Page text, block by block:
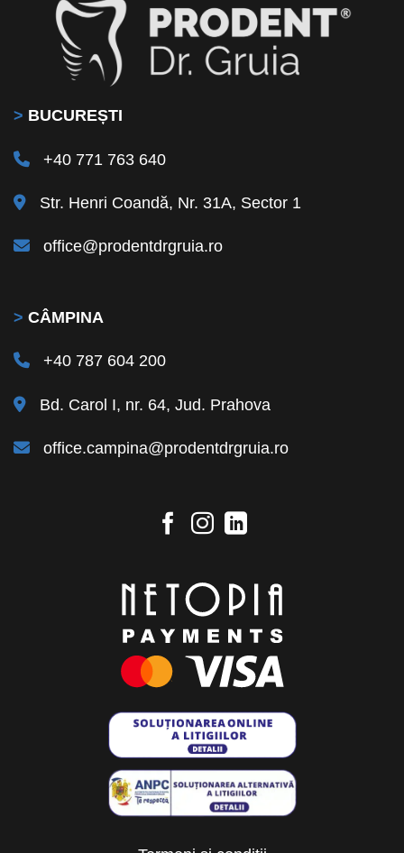
> BUCUREȘTI
+40 771 763 640
Str. Henri Coandă, Nr. 31A, Sector 1
office@prodentdrgruia.ro
> CÂMPINA
+40 787 604 200
Bd. Carol I, nr. 64, Jud. Prahova
office.campina@prodentdrgruia.ro